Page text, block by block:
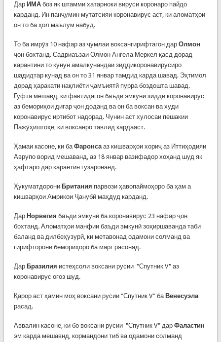
Дар ИМАбоз як штамми хатарноки вируси коронаро пайдо
карданд. Ин панҷумин мутатсияи коронавирус аст, ки аломатҳои
он то ба ҳол маълум набуд.
То ба имрӯз 10 нафар аз ҷумлаи воксангирифтагон дар Олмон
ҷон бохтанд. Садриаъзаи Олмон Ангела Меркел қасд дорад
карантини то кунун амалкунандаи зиддикоронавирусиро
шадидтар кунад ва он то 31 январ тамдид карда шавад. Эҳтимол
дорад ҳаракати нақлиёти ҷамъиятӣ пурра боздошта шавад.
Гуфта мешавд, ки фавтидагон баъди эмкунӣ зидди коронавирус
аз бемориҳои дигар ҷон доданд ва он ба воксан ва худи
коронавирус иртибот надорад. Чунин аст хулосаи пешакии
Пажӯҳишгоҳе, ки воксанро тавлид кардааст.
Ҳамаи касоне, ки баФаронсааз кишварҳои хориҷ аз Иттиҳодияи
Аврупо ворид мешаванд, аз 18 январ вазифадор хоҳанд шуд як
ҳафтаро дар карантин гузаронанд.
Ҳукуматдорони Британия парвози ҳавопаймоҳоро ба ҳам а
кишварҳои Амрикои Ҷанубӣ маҳдуд карданд.
Дар Норвегия баъди эмкунӣ ба коронавирус 23 нафар ҷон
бохтанд. Аломатҳои манфии баъди эмкунӣ зоҳиршаванда таби
баланд ва дилбеҳузурӣ, ки метавонад одамони солманд ва
гирифторони бемориҳоро ба марг расонад.
Дар Бразилия истеҳсоли воксани русии "Спутник V" аз
коронавирус оғоз шуд.
Қарор аст ҳамин моҳ воксани русии "Спутник V" ба Венесуэла
расад.
Аввалин касоне, ки бо воксани русии "Спутник V" дар Фаластин
эм карда мешавнд, кормандони тиб ва одамони солманд